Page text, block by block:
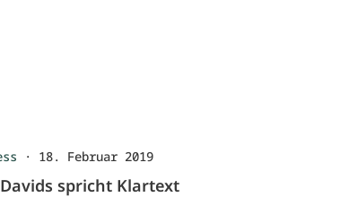
· 18. Februar 2019
spricht Klartext